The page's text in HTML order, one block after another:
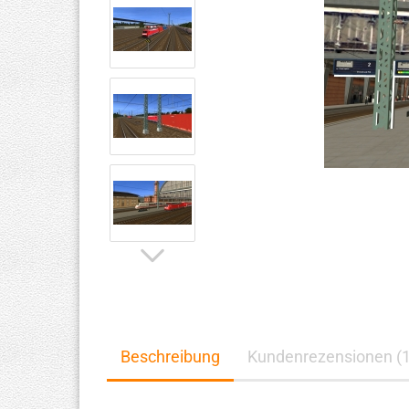
Beschreibung Kundenrezensionen